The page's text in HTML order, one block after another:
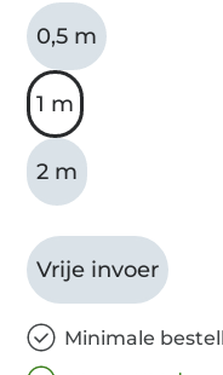
0,5 m
1 m
2 m
Vrije invoer
Minimale